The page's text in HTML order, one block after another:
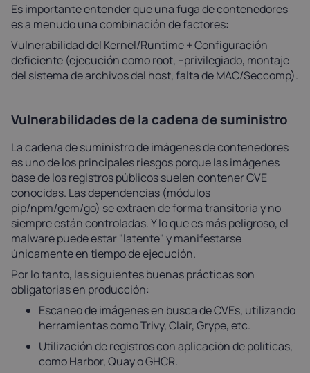
Es importante entender que una fuga de contenedores
es a menudo una combinación de factores:
Vulnerabilidad del Kernel/Runtime + Configuración
deficiente (ejecución como root, --privilegiado, montaje
del sistema de archivos del host, falta de MAC/Seccomp).
Vulnerabilidades de la cadena de suministro
La cadena de suministro de imágenes de contenedores
es uno de los principales riesgos porque las imágenes
base de los registros públicos suelen contener CVE
conocidas. Las dependencias (módulos
pip/npm/gem/go) se extraen de forma transitoria y no
siempre están controladas. Y lo que es más peligroso, el
malware puede estar "latente" y manifestarse
únicamente en tiempo de ejecución.
Por lo tanto, las siguientes buenas prácticas son
obligatorias en producción:
Escaneo de imágenes en busca de CVEs, utilizando
herramientas como Trivy, Clair, Grype, etc.
Utilización de registros con aplicación de políticas,
como Harbor, Quay o GHCR.